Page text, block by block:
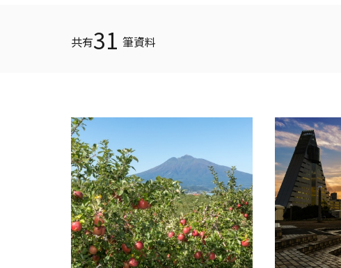
共有31 筆資料